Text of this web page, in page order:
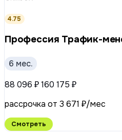
4.75
Профессия Трафик-
6 мес.
88 096 ₽160 175 ₽
рассрочка от 3 671 ₽/мес
Смотреть